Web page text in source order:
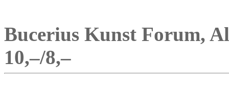
Bucerius Kunst Forum,
10,–/8,–